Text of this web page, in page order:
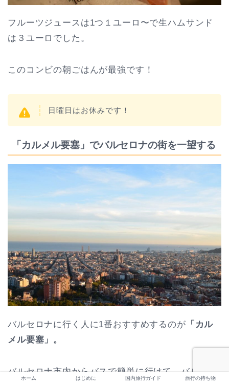
フルーツジュースは1つ１ユーロ〜で生ハムサンド
は３ユーロでした。
このコンビの朝ごはんが最強です！
日曜日はお休みです！
「カルメル要塞」でバルセロナの街を一望する
バルセロナに行く人に1番おすすめするのが 「カル
メル要塞」。
バルセロナ市内からバスで簡単に行けて、バルセロ
ホーム はじめに 国内旅行ガイド 旅行の持ち物